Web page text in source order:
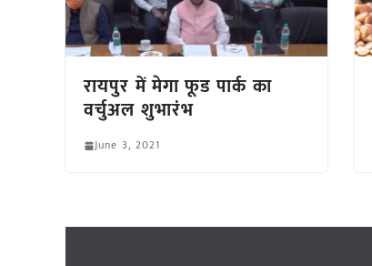
रायपुर में मेगा फूड पार्क का
वर्चुअल शुभारंभ
June 3, 2021